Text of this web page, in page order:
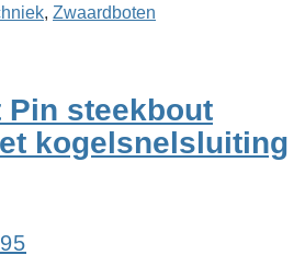
, Zwaard­boten
Pin steek­bout
kogel­snelsluiting